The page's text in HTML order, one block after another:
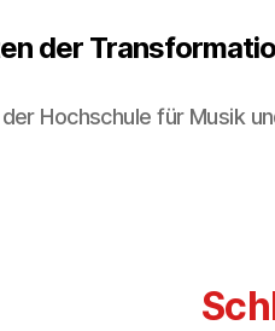
der
Hochschule für Musik